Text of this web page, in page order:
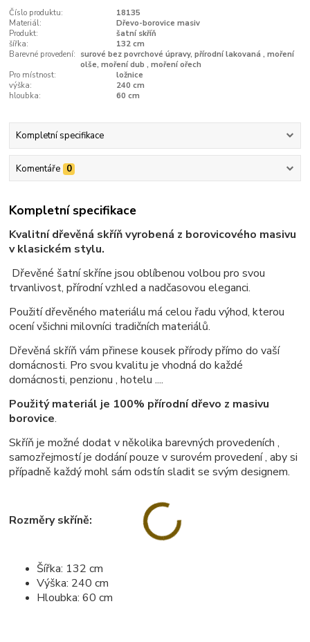
Číslo produktu:
18135
Materiál:
Dřevo-borovice masiv
Produkt:
šatní skříň
šířka:
132 cm
Barevné provedení: surové bez povrchové úpravy, přírodní lakovaná , moření
olše, moření dub , moření ořech
Pro místnost:
ložnice
výška:
240 cm
hloubka:
60 cm
Kompletní specifikace
Komentáře 0
Kompletní specifikace
Kvalitní dřevěná skříň vyrobená z borovicového masivu
v klasickém stylu.
Dřevěné šatní skříne jsou oblíbenou volbou pro svou
trvanlivost, přírodní vzhled a nadčasovou eleganci.
Použití dřevěného materiálu má celou řadu výhod, kterou
ocení všichni milovníci tradičních materiálů.
Dřevěná skříň vám přinese kousek přírody přímo do vaší
domácnosti. Pro svou kvalitu je vhodná do každé
domácnosti, penzionu , hotelu ....
Použitý materiál je 100% přírodní dřevo z masivu
borovice.
Skříň je možné dodat v několika barevných provedeních ,
samozřejmostí je dodání pouze v surovém provedení , aby si
případně každý mohl sám odstín sladit se svým designem.
Rozměry skříně:
Šířka: 132 cm
Výška: 240 cm
Hloubka: 60 cm